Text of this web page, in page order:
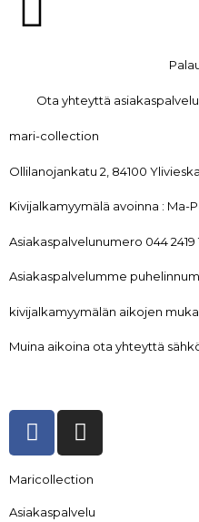
Ota yhteyttä
mari-collection
Ollilanojankatu 2, 84100 Ylivieska
Kivijalkamyymälä avoinna : Ma-Pe
Asiakaspalvelunumero 044 2419
Asiakaspalvelumme
kivijalkamyymälän aikojen
Muina aikoina ota yhteyttä
Maricollection
Asiakaspalvelu